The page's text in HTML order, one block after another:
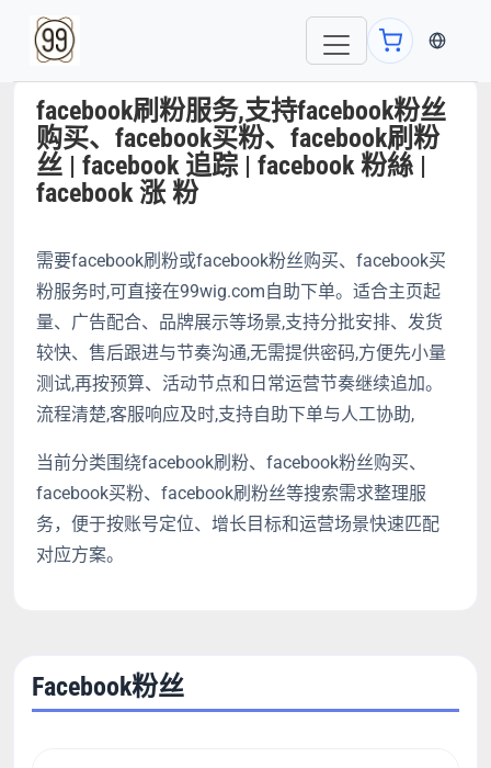
当前语
facebook刷粉服务,支持facebook粉丝
购买、facebook买粉、facebook刷粉
丝 | facebook 追踪 | facebook 粉絲 |
facebook 涨 粉
需要facebook刷粉或facebook粉丝购买、facebook买
粉服务时,可直接在99wig.com自助下单。适合主页起
量、广告配合、品牌展示等场景,支持分批安排、发货
较快、售后跟进与节奏沟通,无需提供密码,方便先小量
测试,再按预算、活动节点和日常运营节奏继续追加。
流程清楚,客服响应及时,支持自助下单与人工协助,
当前分类围绕facebook刷粉、facebook粉丝购买、
facebook买粉、facebook刷粉丝等搜索需求整理服
务，便于按账号定位、增长目标和运营场景快速匹配
对应方案。
Facebook粉丝